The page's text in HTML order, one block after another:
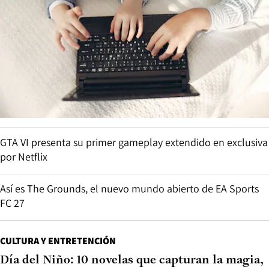
GTA VI presenta su primer gameplay extendido en exclusiva
por Netflix
Así es The Grounds, el nuevo mundo abierto de EA Sports
FC 27
CULTURA Y ENTRETENCIÓN
Día del Niño: 10 novelas que capturan la magia,